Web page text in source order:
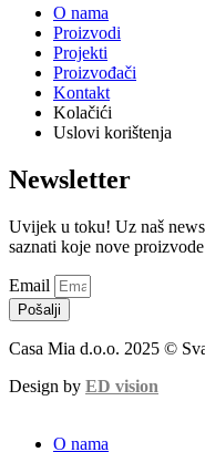
O nama
Proizvodi
Projekti
Proizvođači
Kontakt
Kolačići
Uslovi korištenja
Newsletter
Uvijek u toku! Uz naš
saznati koje nove
Email
Pošalji
Casa Mia d.o.o. 2025 ©
Design by ED vision
O nama